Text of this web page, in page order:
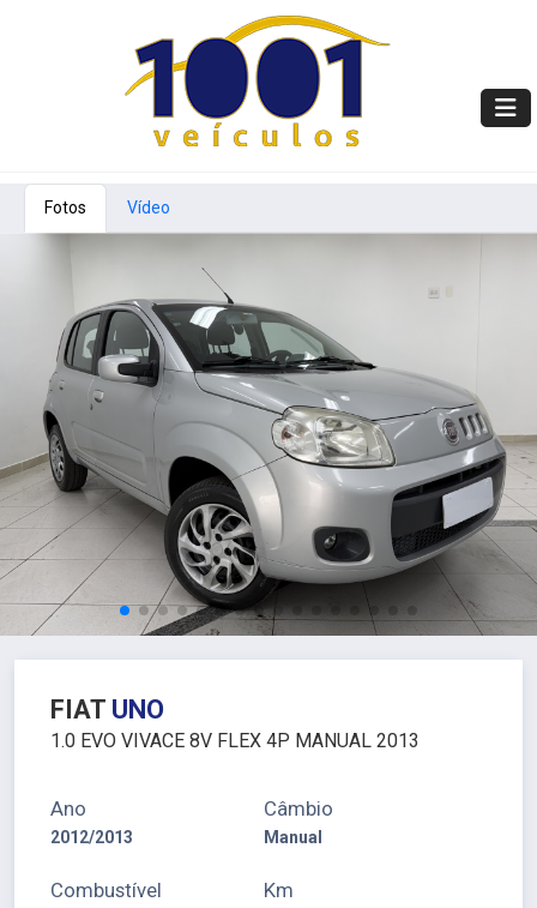
Fotos Vídeo
FIAT UNO
1.0 EVO VIVACE 8V FLEX 4P MANUAL 2013
Ano
2012/2013
Câmbio
Manual
Combustível Km